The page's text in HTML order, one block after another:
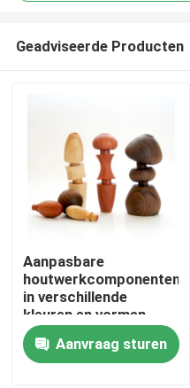
Thuis
Geadviseerde Producten
Aanpasbare
houtwerkcomponenten
in verschillende
kleuren en vormen
Aanvraag sturen